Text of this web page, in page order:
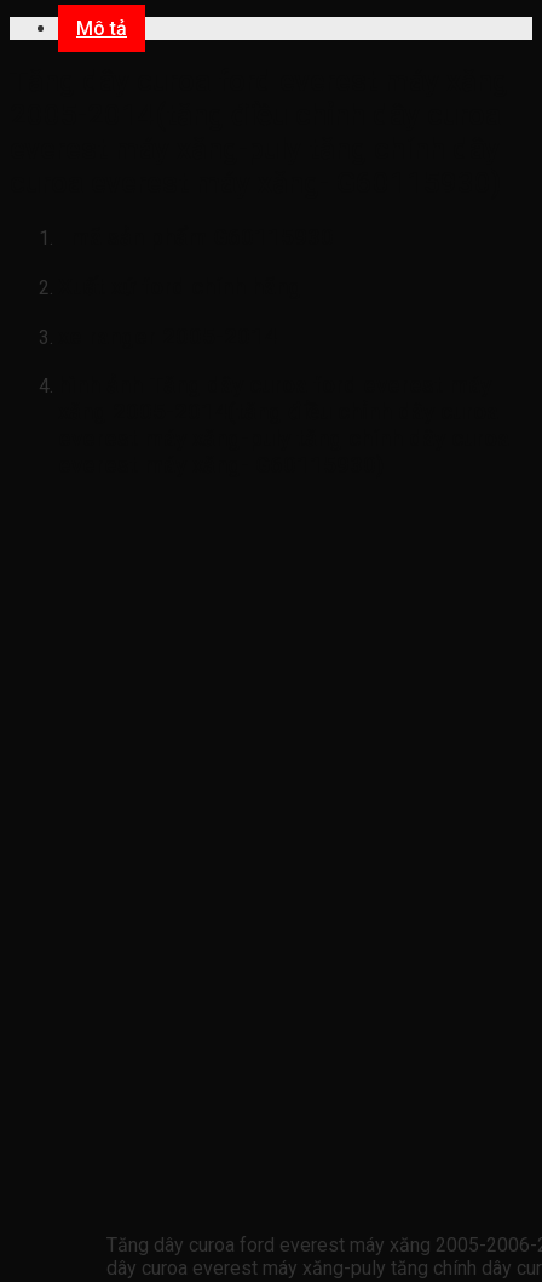
Mô tả
Tăng dây curoa ford everest máy xăng 2005-
dây curoa everest máy xăng-puly tăng chính dây